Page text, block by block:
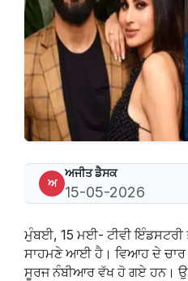
ਅ
ਅਜੀਤ ਡੈਸਕ
15-05-2026
ਮੁੰਬਈ, 15 ਮਈ- ਟੀਵੀ ਇੰਡਸਟਰੀ
ਸਾਹਮਣੇ ਆਈ ਹੈ। ਵਿਆਹ ਦੇ ਚਾਰ
ਸੂਰਜ ਨੰਬੀਆਰ ਵੱਖ ਹੋ ਗਏ ਹਨ।